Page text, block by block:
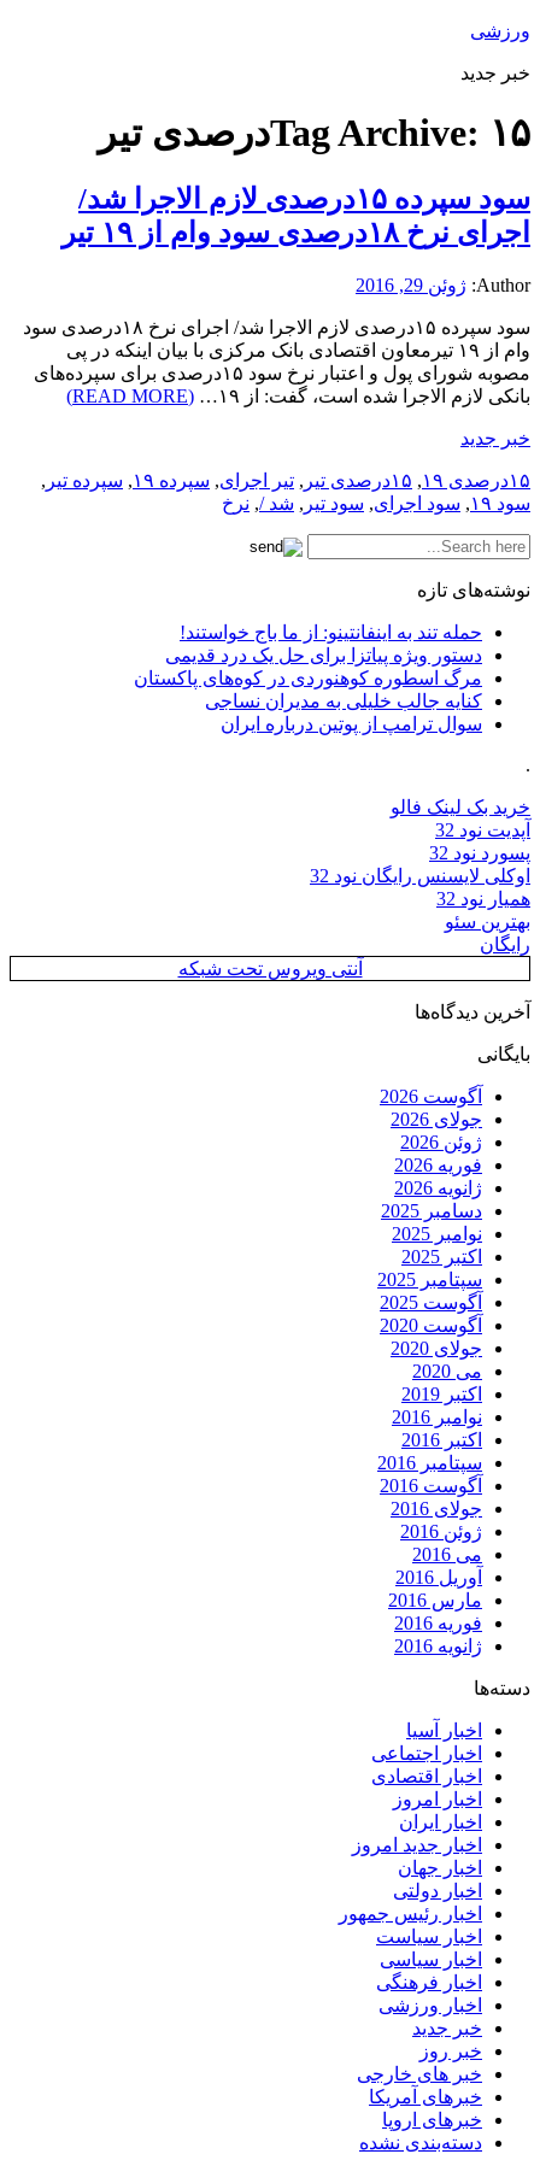
ورزشی
خبر جدید
Tag Archive: ۱۵درصدی تیر
سود سپرده ۱۵درصدی لازم الاجرا شد/
اجرای نرخ ۱۸درصدی سود وام از ۱۹ تیر
Author: ژوئن 29, 2016
سود سپرده ۱۵درصدی لازم الاجرا شد/ اجرای نرخ ۱۸درصدی سود
وام از ۱۹ تیرمعاون اقتصادی بانک مرکزی با بیان اینکه در پی
مصوبه شورای پول و اعتبار نرخ سود ۱۵درصدی برای سپرده‌های
بانکی لازم الاجرا شده است، گفت: از ۱۹…
(READ MORE)
خبر جدید
۱۵درصدی ۱۹ , ۱۵درصدی تیر , تیر اجرای, سپرده ۱۹ , سپرده تیر ,
سود ۱۹
, سود اجرای, سود تیر , شد /, نرخ
نوشته‌های تازه
حمله تند به اینفانتینو: از ما باج خواستند!
دستور ویژه پیاتزا برای حل یک درد قدیمی
مرگ اسطوره کوهنوردی در کوه‌های پاکستان
کنایه جالب خلیلی به مدیران نساجی
سوال ترامپ از پوتین درباره ایران
.
خرید بک لینک فالو
آپدیت نود 32
پسورد نود 32
اوکلی لایسنس رایگان نود 32
همیار نود 32
بهترین سئو
رایگان
آنتی ویروس تحت شبکه
آخرین دیدگاه‌ها
بایگانی
آگوست 2026
جولای 2026
ژوئن 2026
فوریه 2026
ژانویه 2026
دسامبر 2025
نوامبر 2025
اکتبر 2025
سپتامبر 2025
آگوست 2025
آگوست 2020
جولای 2020
می 2020
اکتبر 2019
نوامبر 2016
اکتبر 2016
سپتامبر 2016
آگوست 2016
جولای 2016
ژوئن 2016
می 2016
آوریل 2016
مارس 2016
فوریه 2016
ژانویه 2016
دسته‌ها
اخبار آسیا
اخبار اجتماعی
اخبار اقتصادی
اخبار امروز
اخبار ایران
اخبار جدید امروز
اخبار جهان
اخبار دولتی
اخبار رئیس جمهور
اخبار سیاست
اخبار سیاسی
اخبار فرهنگی
اخبار ورزشی
خبر جدید
خبر روز
خبر های خارجی
خبرهای آمریکا
خبرهای اروپا
دسته‌بندی نشده